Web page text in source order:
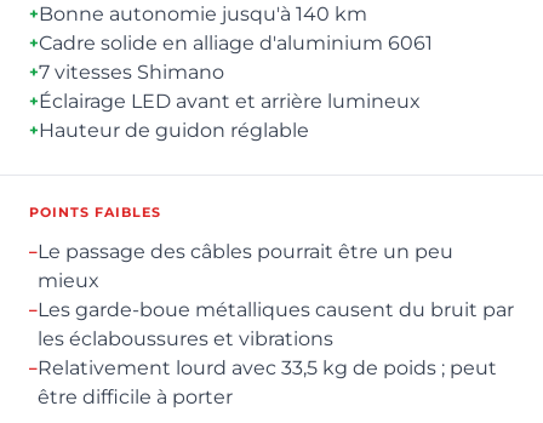
+Bonne autonomie jusqu'à 140 km
+Cadre solide en alliage d'aluminium 6061
+7 vitesses Shimano
+Éclairage LED avant et arrière lumineux
+Hauteur de guidon réglable
POINTS FAIBLES
–Le passage des câbles pourrait être un peu
mieux
–Les garde-boue métalliques causent du bruit par
les éclaboussures et vibrations
–Relativement lourd avec 33,5 kg de poids ; peut
être difficile à porter